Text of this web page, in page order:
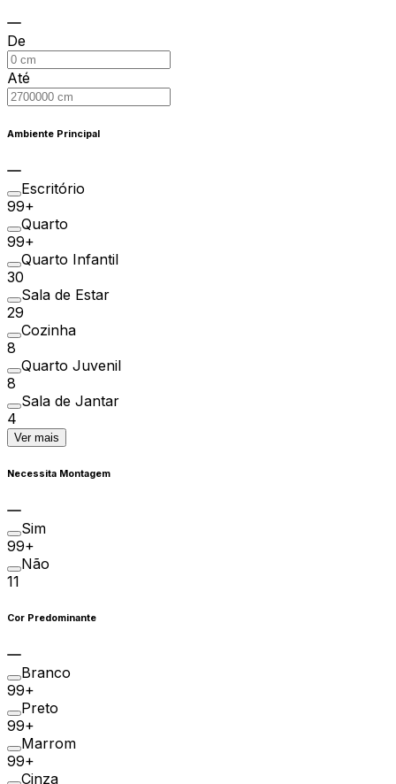
De
Até
Ambiente Principal
Escritório
99+
Quarto
99+
Quarto Infantil
30
Sala de Estar
29
Cozinha
8
Quarto Juvenil
8
Sala de Jantar
4
Ver mais
Necessita Montagem
Sim
99+
Não
11
Cor Predominante
Branco
99+
Preto
99+
Marrom
99+
Cinza